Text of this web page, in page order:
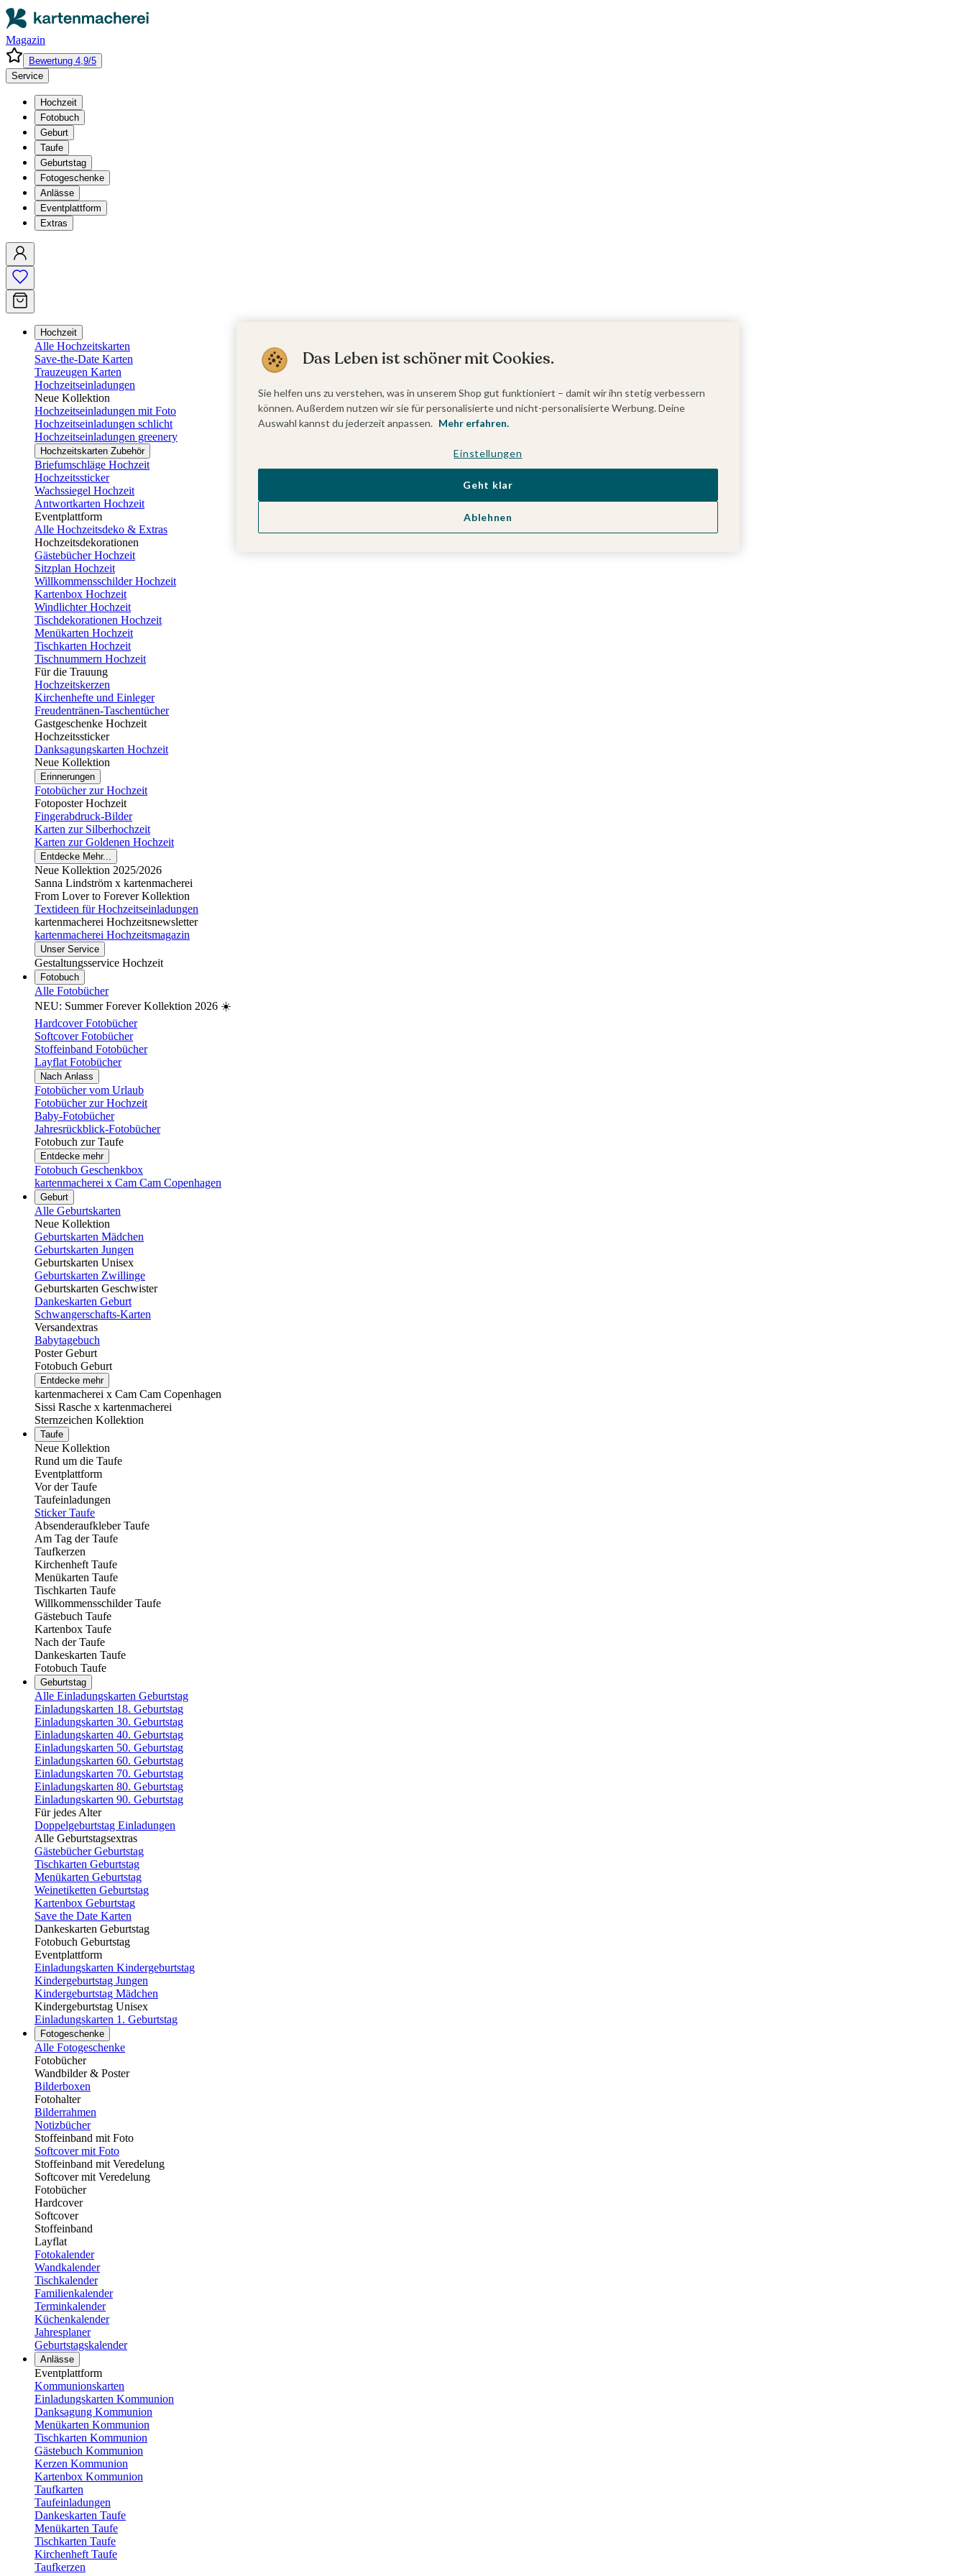
Magazin
Bewertung 4,9/5
Service
Hochzeit
Fotobuch
Geburt
Taufe
Geburtstag
Fotogeschenke
Anlässe
Eventplattform
Extras
Hochzeit
Alle Hochzeitskarten
Save-the-Date Karten
Trauzeugen Karten
Hochzeitseinladungen
Neue Kollektion
Hochzeitseinladungen mit Foto
Hochzeitseinladungen schlicht
Hochzeitseinladungen greenery
Hochzeitskarten Zubehör
Briefumschläge Hochzeit
Hochzeitssticker
Wachssiegel Hochzeit
Antwortkarten Hochzeit
Eventplattform
Alle Hochzeitsdeko & Extras
Hochzeitsdekorationen
Gästebücher Hochzeit
Sitzplan Hochzeit
Willkommensschilder Hochzeit
Kartenbox Hochzeit
Windlichter Hochzeit
Tischdekorationen Hochzeit
Menükarten Hochzeit
Tischkarten Hochzeit
Tischnummern Hochzeit
Für die Trauung
Hochzeitskerzen
Kirchenhefte und Einleger
Freudentränen-Taschentücher
Gastgeschenke Hochzeit
Hochzeitssticker
Danksagungskarten Hochzeit
Neue Kollektion
Erinnerungen
Fotobücher zur Hochzeit
Fotoposter Hochzeit
Fingerabdruck-Bilder
Karten zur Silberhochzeit
Karten zur Goldenen Hochzeit
Entdecke Mehr...
Neue Kollektion 2025/2026
Sanna Lindström x kartenmacherei
From Lover to Forever Kollektion
Textideen für Hochzeitseinladungen
kartenmacherei Hochzeitsnewsletter
kartenmacherei Hochzeitsmagazin
Unser Service
Gestaltungsservice Hochzeit
Fotobuch
Alle Fotobücher
NEU: Summer Forever Kollektion 2026 ☀️
Hardcover Fotobücher
Softcover Fotobücher
Stoffeinband Fotobücher
Layflat Fotobücher
Nach Anlass
Fotobücher vom Urlaub
Fotobücher zur Hochzeit
Baby-Fotobücher
Jahresrückblick-Fotobücher
Fotobuch zur Taufe
Entdecke mehr
Fotobuch Geschenkbox
kartenmacherei x Cam Cam Copenhagen
Geburt
Alle Geburtskarten
Neue Kollektion
Geburtskarten Mädchen
Geburtskarten Jungen
Geburtskarten Unisex
Geburtskarten Zwillinge
Geburtskarten Geschwister
Dankeskarten Geburt
Schwangerschafts-Karten
Versandextras
Babytagebuch
Poster Geburt
Fotobuch Geburt
Entdecke mehr
kartenmacherei x Cam Cam Copenhagen
Sissi Rasche x kartenmacherei
Sternzeichen Kollektion
Taufe
Neue Kollektion
Rund um die Taufe
Eventplattform
Vor der Taufe
Taufeinladungen
Sticker Taufe
Absenderaufkleber Taufe
Am Tag der Taufe
Taufkerzen
Kirchenheft Taufe
Menükarten Taufe
Tischkarten Taufe
Willkommensschilder Taufe
Gästebuch Taufe
Kartenbox Taufe
Nach der Taufe
Dankeskarten Taufe
Fotobuch Taufe
Geburtstag
Alle Einladungskarten Geburtstag
Einladungskarten 18. Geburtstag
Einladungskarten 30. Geburtstag
Einladungskarten 40. Geburtstag
Einladungskarten 50. Geburtstag
Einladungskarten 60. Geburtstag
Einladungskarten 70. Geburtstag
Einladungskarten 80. Geburtstag
Einladungskarten 90. Geburtstag
Für jedes Alter
Doppelgeburtstag Einladungen
Alle Geburtstagsextras
Gästebücher Geburtstag
Tischkarten Geburtstag
Menükarten Geburtstag
Weinetiketten Geburtstag
Kartenbox Geburtstag
Save the Date Karten
Dankeskarten Geburtstag
Fotobuch Geburtstag
Eventplattform
Einladungskarten Kindergeburtstag
Kindergeburtstag Jungen
Kindergeburtstag Mädchen
Kindergeburtstag Unisex
Einladungskarten 1. Geburtstag
Fotogeschenke
Alle Fotogeschenke
Fotobücher
Wandbilder & Poster
Bilderboxen
Fotohalter
Bilderrahmen
Notizbücher
Stoffeinband mit Foto
Softcover mit Foto
Stoffeinband mit Veredelung
Softcover mit Veredelung
Fotobücher
Hardcover
Softcover
Stoffeinband
Layflat
Fotokalender
Wandkalender
Tischkalender
Familienkalender
Terminkalender
Küchenkalender
Jahresplaner
Geburtstagskalender
Anlässe
Eventplattform
Kommunionskarten
Einladungskarten Kommunion
Danksagung Kommunion
Menükarten Kommunion
Tischkarten Kommunion
Gästebuch Kommunion
Kerzen Kommunion
Kartenbox Kommunion
Taufkarten
Taufeinladungen
Dankeskarten Taufe
Menükarten Taufe
Tischkarten Taufe
Kirchenheft Taufe
Taufkerzen
Das Leben ist schöner mit Cookies.
Sie helfen uns zu verstehen, was in unserem Shop gut funktioniert – damit wir ihn stetig verbessern
können. Außerdem nutzen wir sie für personalisierte und nicht-personalisierte Werbung. Deine
Auswahl kannst du jederzeit anpassen. Mehr erfahren.
Einstellungen
Ablehnen
Geht klar